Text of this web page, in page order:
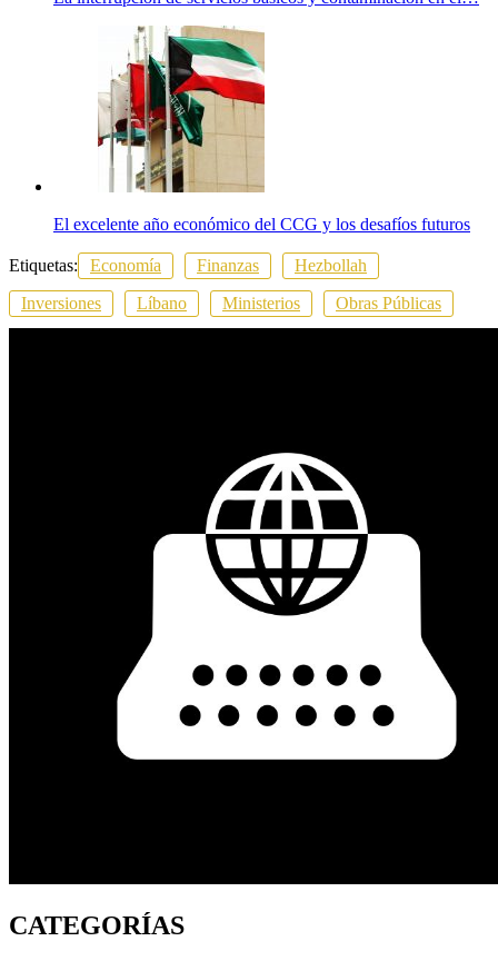
El excelente año económico del CCG y los desafíos futuros
Etiquetas: Economía Finanzas
Hezbollah
Inversiones
Líbano Ministerios Obras Públicas
CATEGORÍAS